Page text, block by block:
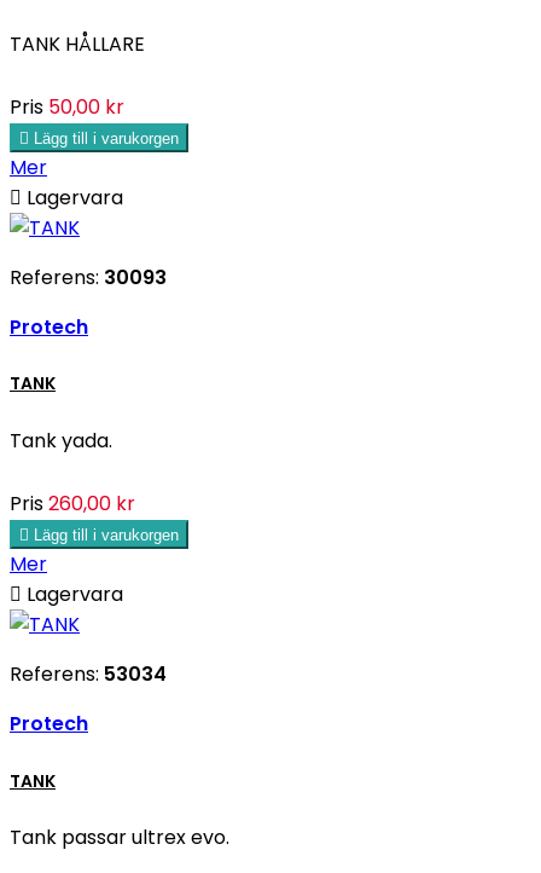
TANK HÅLLARE
Pris 50,00 kr
 Lägg till i varukorgen
Mer
 Lagervara
Referens: 30093
Protech
TANK
Tank yada.
Pris260,00 kr
 Lägg till i varukorgen
Mer
 Lagervara
Referens: 53034
Protech
TANK
Tank passar ultrex evo.